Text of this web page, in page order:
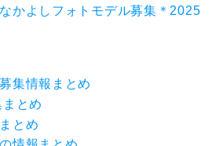
かよしフォトモデル募集＊2025
集情報まとめ
とめ
とめ